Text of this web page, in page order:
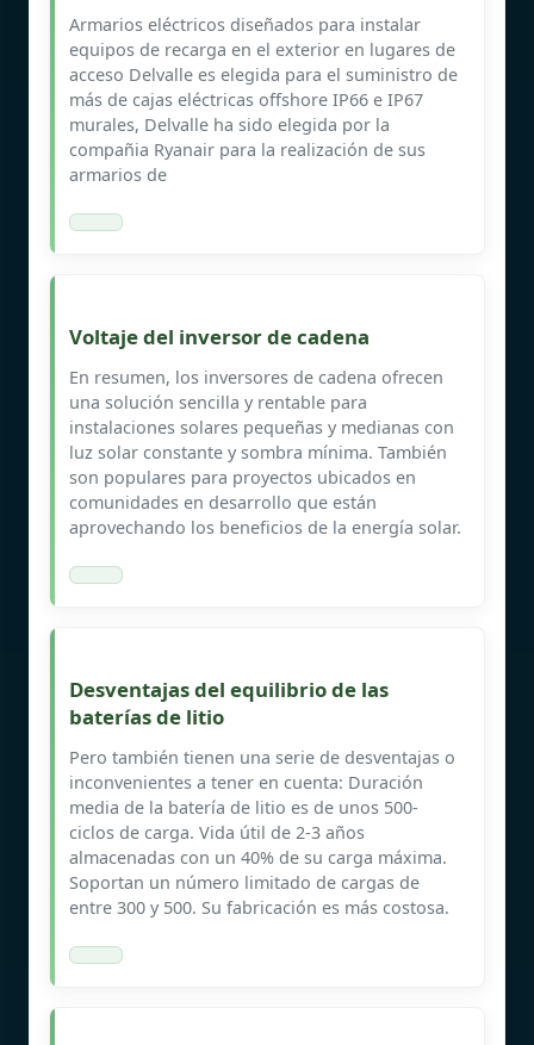
Armarios eléctricos diseñados para instalar
equipos de recarga en el exterior en lugares de
acceso Delvalle es elegida para el suministro de
más de cajas eléctricas offshore IP66 e IP67
murales, Delvalle ha sido elegida por la
compañia Ryanair para la realización de sus
armarios de
Voltaje del inversor de cadena
En resumen, los inversores de cadena ofrecen
una solución sencilla y rentable para
instalaciones solares pequeñas y medianas con
luz solar constante y sombra mínima. También
son populares para proyectos ubicados en
comunidades en desarrollo que están
aprovechando los beneficios de la energía solar.
Desventajas del equilibrio de las
baterías de litio
Pero también tienen una serie de desventajas o
inconvenientes a tener en cuenta: Duración
media de la batería de litio es de unos 500-
ciclos de carga. Vida útil de 2-3 años
almacenadas con un 40% de su carga máxima.
Soportan un número limitado de cargas de
entre 300 y 500. Su fabricación es más costosa.